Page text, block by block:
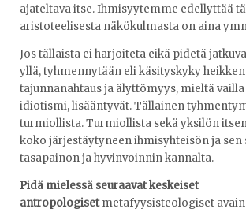
ajateltava itse. Ihmisyytemme edellyttää
aristoteelisesta näkökulmasta on aina
Jos tällaista ei harjoiteta eikä pidetä
yllä, tyhmennytään eli käsityskyky
tajunnanahtaus ja älyttömyys, mieltä
idiotismi, lisääntyvät. Tällainen
turmiollista. Turmiollista sekä yksilön
koko järjestäytyneen ihmisyhteisön ja sen
tasapainon ja hyvinvoinnin kannalta.
Pidä mielessä seuraavat keskeiset
antropologisetmetafyysisteologiset